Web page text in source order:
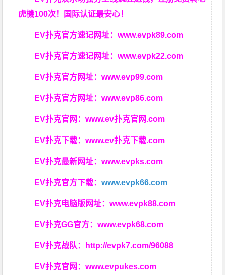
虎機100次！国际认证最安心！
EV扑克官方速记网址：www.evpk89.com
EV扑克官方速记网址：www.evpk22.com
EV扑克官方网址：www.evp99.com
EV扑克官方网址：www.evp86.com
EV扑克官网：www.ev扑克官网.com
EV扑克下载：www.ev扑克下载.com
EV扑克最新网址：www.evpks.com
EV扑克官方下载：www.evpk66.com
EV扑克电脑版网址：www.evpk88.com
EV扑克GG官方：www.evpk68.com
EV扑克战队： http://evpk7.com/96088
EV扑克官网：www.evpukes.com